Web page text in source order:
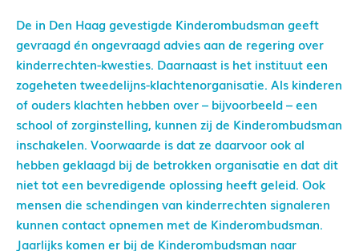
De in Den Haag gevestigde Kinderombudsman geeft
gevraagd én ongevraagd advies aan de regering over
kinderrechten-kwesties. Daarnaast is het instituut een
zogeheten tweedelijns-klachtenorganisatie. Als kinderen
of ouders klachten hebben over – bijvoorbeeld – een
school of zorginstelling, kunnen zij de Kinderombudsman
inschakelen. Voorwaarde is dat ze daarvoor ook al
hebben geklaagd bij de betrokken organisatie en dat dit
niet tot een bevredigende oplossing heeft geleid. Ook
mensen die schendingen van kinderrechten signaleren
kunnen contact opnemen met de Kinderombudsman.
Jaarlijks komen er bij de Kinderombudsman naar